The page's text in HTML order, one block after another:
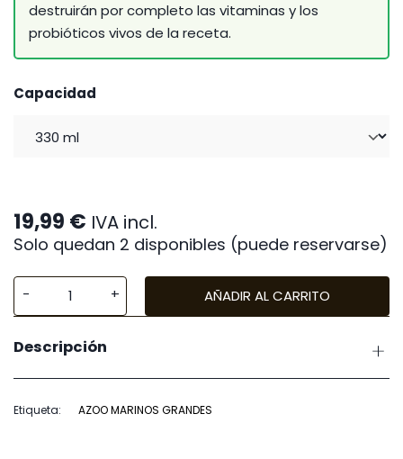
destruirán por completo las vitaminas y los
probióticos vivos de la receta.
Capacidad
19,99 € IVA incl.
Solo quedan 2 disponibles (puede reservarse)
Fresh
(grandes)
AÑADIR AL CARRITO
Descripción
Etiqueta: AZOO MARINOS GRANDES